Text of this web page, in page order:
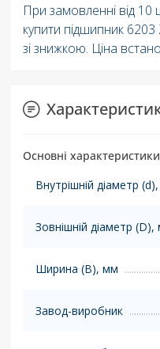
При замовленні від
купити підшипник
зі знижкою. Ціна
Основні характеристики
Внутрішній діаметр
Зовнішній діаметр (D),
Ширина (B), мм
Завод-виробник